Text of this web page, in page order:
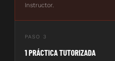
Instructor.
PASO 3
1 PRÁCTICA TUTORIZADA